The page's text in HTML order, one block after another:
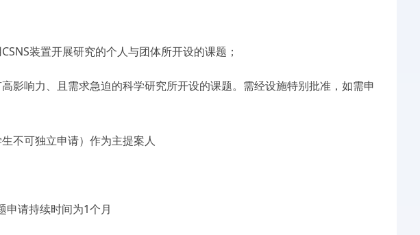
装置开展研究的个人与团体所开设的课题；
影响力、且需求急迫的科学研究所开设的课题。需经设施特别批准，如需申
不可独立申请）作为主提案人
申请持续时间为1个月